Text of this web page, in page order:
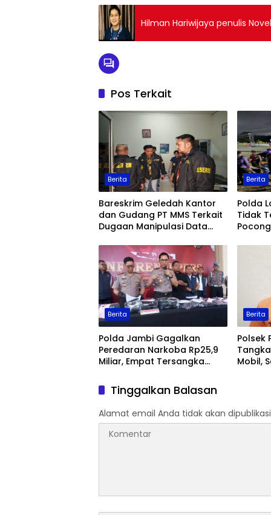
Hilman Hariwijaya penulis
Pos Terkait
Berita
Bareskrim Geledah Kantor
dan Gudang PT MMS Terkait
Dugaan Manipulasi Data
Berita
Polda
Tidak
Berita
Polda Jambi Gagalkan
Peredaran Narkoba Rp25,9
Miliar, Empat Tersangka
Berita
Polsek
Mobil,
Tinggalkan Balasan
Alamat email Anda tidak akan